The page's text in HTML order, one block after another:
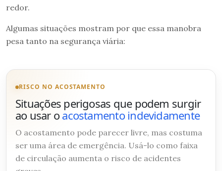
redor.
Algumas situações mostram por que essa manobra
pesa tanto na segurança viária:
RISCO NO ACOSTAMENTO
Situações perigosas que podem surgir
ao usar o acostamento indevidamente
O acostamento pode parecer livre, mas costuma
ser uma área de emergência. Usá-lo como faixa
de circulação aumenta o risco de acidentes